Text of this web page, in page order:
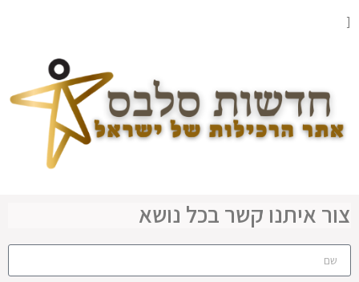
[
צור איתנו קשר בכל נושא